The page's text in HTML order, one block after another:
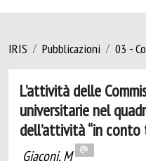
IRIS Pubblicazioni 03 -
L’attività delle
universitarie nel
dell’attività “in
Giaconi, M